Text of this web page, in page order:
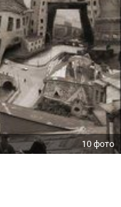
10 фото